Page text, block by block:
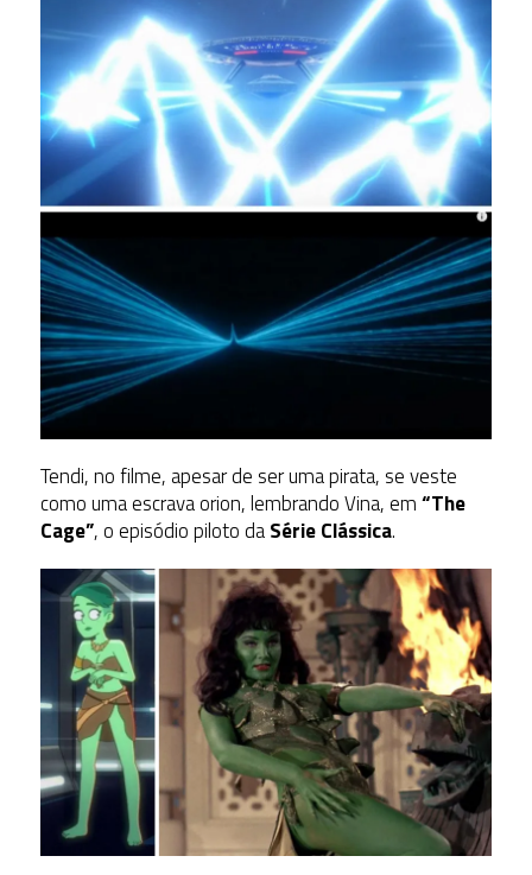
Tendi, no filme, apesar de ser uma pirata, se veste
como uma escrava orion, lembrando Vina, em“The
Cage”, o episódio piloto daSérie Clássica.